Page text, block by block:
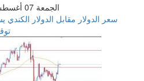
الجمعة 07 أغسطس 2026 06:06 صباحاً
سعر الدولار مقابل الدولار